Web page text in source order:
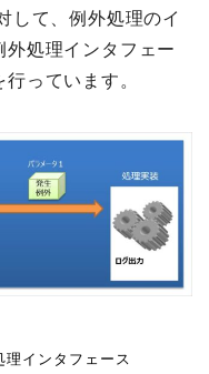
して、例外処理のイ
外処理インタフェー
っています。
インタフェース